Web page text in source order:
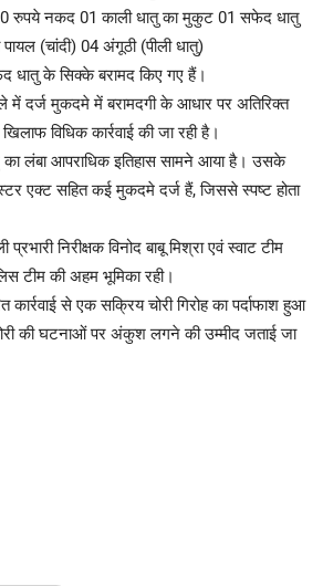
रुपये नकद 01 काली धातु का मुकुट 01 सफेद धातु
पायल (चांदी) 04 अंगूठी (पीली धातु)
धातु के सिक्के बरामद किए गए हैं।
में दर्ज मुकदमे में बरामदगी के आधार पर अतिरिक्त
विधिक कार्रवाई की जा रही है।
लंबा आपराधिक इतिहास सामने आया है। उसके
एक्ट सहित कई मुकदमे दर्ज हैं, जिससे स्पष्ट होता
प्रभारी निरीक्षक विनोद बाबू मिश्रा एवं स्वाट टीम
टीम की अहम भूमिका रही।
कार्रवाई से एक सक्रिय चोरी गिरोह का पर्दाफाश हुआ
की घटनाओं पर अंकुश लगने की उम्मीद जताई जा